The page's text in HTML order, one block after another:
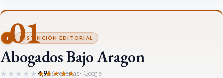
01
1 DISTINCIÓN EDITORIAL
Abogados Bajo Aragon
★★★★★★★★★★
4,916 reseñas· Google